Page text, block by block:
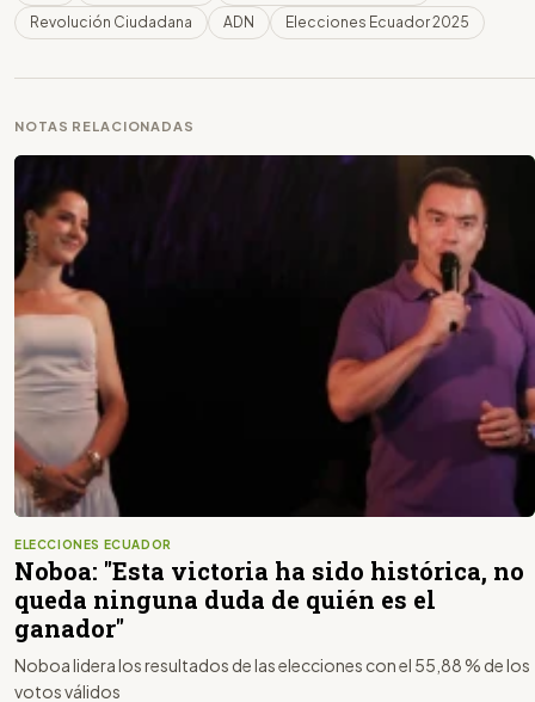
Revolución Ciudadana
ADN Elecciones Ecuador 2025
NOTAS RELACIONADAS
ELECCIONES ECUADOR
Noboa: "Esta victoria ha sido histórica, no
queda ninguna duda de quién es el
ganador"
Noboa lidera los resultados de las elecciones con el 55,88 % de los
votos válidos